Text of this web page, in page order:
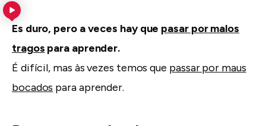
Es duro, pero a veces hay que pasar por malos
tragos para aprender.
É difícil, mas às vezes temos que passar por maus
bocados para aprender.